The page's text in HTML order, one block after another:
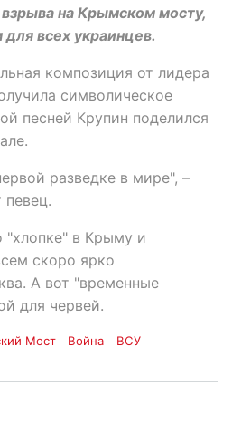
на Крымском мосту,
всех украинцев.
композиция от лидера
символическое
песней Крупин поделился
разведке в мире", –
певец.
"хлопке" в Крыму и
скоро ярко
А вот "временные
для червей.
Мост Война ВСУ